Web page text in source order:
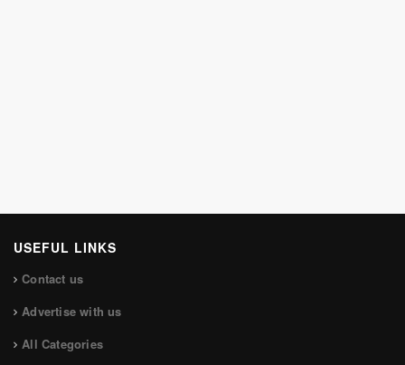
USEFUL LINKS
Contact us
Advertise with us
All Categories